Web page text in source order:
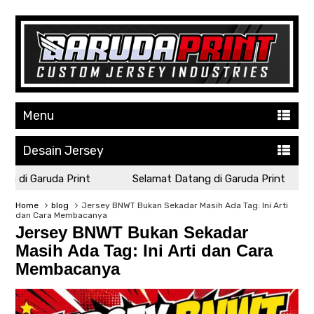
Menu
Desain Jersey
di Garuda Print Selamat Datang di Garuda Print
Home blog
Jersey BNWT Bukan Sekadar Masih Ada Tag: Ini Arti
dan Cara Membacanya
Jersey BNWT Bukan Sekadar
Masih Ada Tag: Ini Arti dan Cara
Membacanya